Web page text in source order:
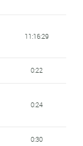
11:16:29
0:22
0:24
0:30